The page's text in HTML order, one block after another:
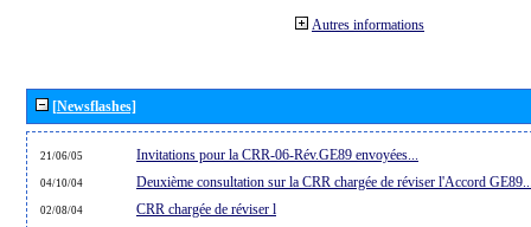
Autres informations
[Newsflashes]
21/06/05 Invitations pour la CRR-06-Rév.GE89 envoyées...
04/10/04 Deuxième consultation sur la CRR chargée de réviser l'Accord
02/08/04 CRR chargée de réviser l